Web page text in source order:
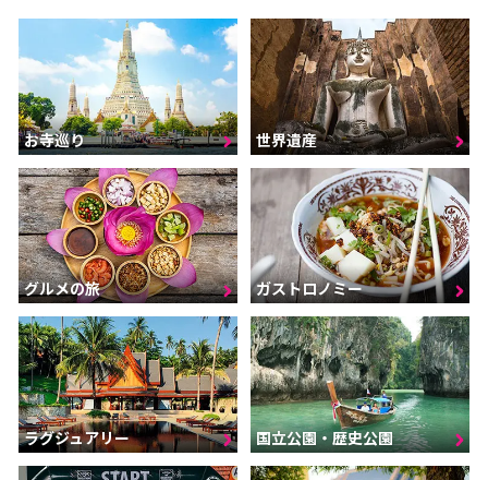
お寺巡り 世界遺産
グルメの旅 ガストロノミー
ラグジュアリー 国立公園・歴史公園